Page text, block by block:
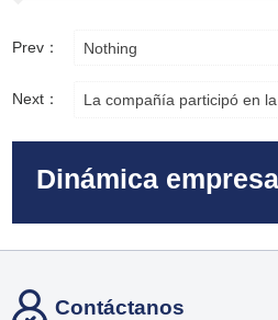
Dinámica
Prev： Nothing
Next：
Contáctanos